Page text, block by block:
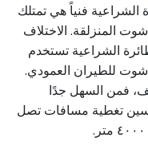
فنياً هي تمتلك
المنزلقة. الاختلاف
الشراعية تستخدم
للطيران العمودي.
فمن السهل جدًا
تغطية مسافات تصل